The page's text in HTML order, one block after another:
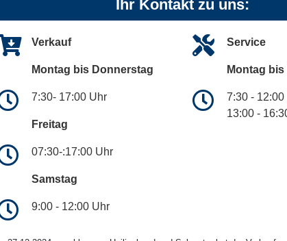
Ihr Kontakt zu uns:
Verkauf
Montag bis Donnerstag
7:30- 17:00 Uhr
Freitag
07:30-:17:00 Uhr
Samstag
9:00 - 12:00 Uhr
Service
Montag bis
7:30 - 12:00
13:00 -